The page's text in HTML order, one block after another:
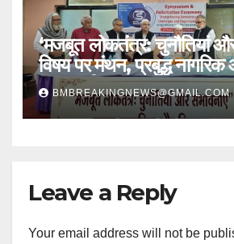
‘मजबूत लोकतंत्र: चुनौतियां
विषय पर मंथन, प्रबुद्ध
हुए सम्मानित
BMBREAKINGNEWS@GMAIL.COM
Leave a Reply
Your email address will not be